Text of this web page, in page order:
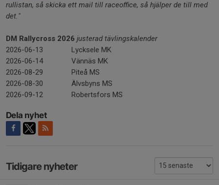
rullistan, så skicka ett mail till raceoffice, så hjälper de till med
det."
DM Rallycross 2026 justerad tävlingskalender
2026-06-13
Lycksele MK
2026-06-14
Vännäs MK
2026-08-29
Piteå MS
2026-08-30
Älvsbyns MS
2026-09-12
Robertsfors MS
Dela nyhet
Tidigare nyheter